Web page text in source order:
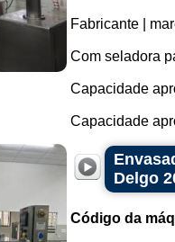
Fabricante |
Com seladora
Capacidade
Capacidade
Delgo
Código da